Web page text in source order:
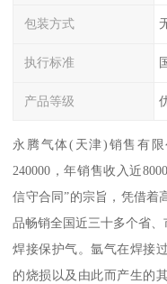
包装方式
执行标准
产品等级
永腾气体(天津)销售有
240000，年销售收入近
信守合同”的宗旨，凭借着
品畅销全国近三十多个省、
焊接保护气。氩气在焊接
的烧损以及由此而产生的